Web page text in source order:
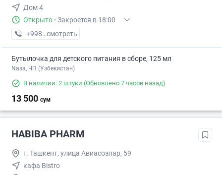
Дом 4
Открыто · Закроется в 18:00
+998 (94) XXX-XX-XX
смотреть
Бутылочка для детского питания в сборе, 125 мл
Nasa, ЧП (Узбекистан)
В наличии: 2 штуки (Обновлено 7 часов назад)
13 500 сум
HABIBA PHARM
г. Ташкент, улица Авиасозлар, 59
кафа Bistro